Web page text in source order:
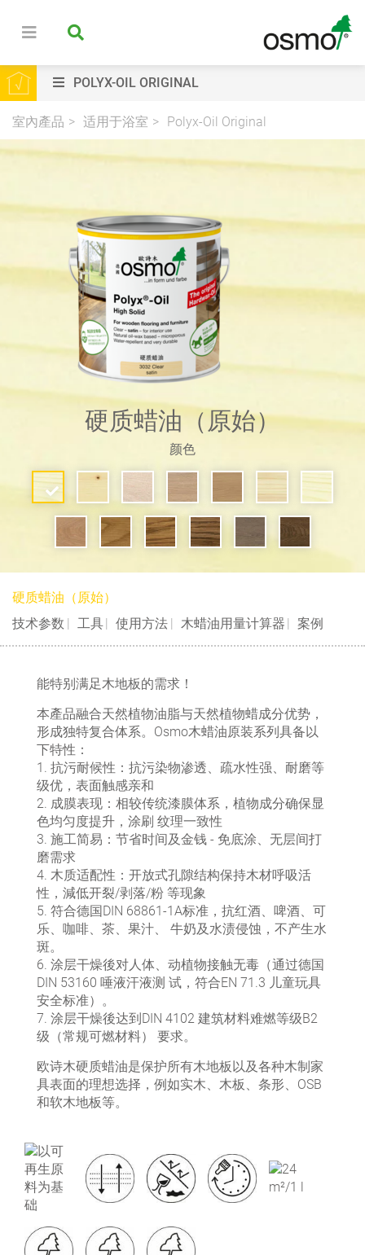
POLYX-OIL ORIGINAL
室內產品 适用于浴室 Polyx-Oil Original
硬质蜡油（原始）
颜色
硬质蜡油（原始）
技术参数
工具 使用方法 木蜡油用量计算器 案例
能特别满足木地板的需求！
本產品融合天然植物油脂与天然植物蜡成分优势，
形成独特复合体系。Osmo木蜡油原装系列具备以
下特性：
‌1. 抗污耐候性‌：抗污染物渗透、疏水性强、耐磨等
级优，表面触感亲和
‌2. 成膜表现‌：相较传统漆膜体系，植物成分确保显
色均匀度提升，涂刷 纹理一致性
‌3. 施工简易‌：节省时间及金钱 - 免底涂、无层间打
磨需求
‌4. 木质适配性‌：开放式孔隙结构保持木材呼吸活
性，減低开裂/剥落/粉 等现象
‌5. ‌符合德国DIN 68861-1A标准，抗红酒、啤酒、可
乐、咖啡、茶、果汁、 牛奶及水渍侵蚀，不产生水
斑。
6. 涂层干燥後对人体、动植物接触无毒（通过德国
DIN 53160 唾液汗液测 试，符合EN 71.3 儿童玩具
安全标准）。
7. 涂层干燥後达到DIN 4102 建筑材料难燃等级B2
级（常规可燃材料） 要求。
欧诗木硬质蜡油是保护所有木地板以及各种木制家
具表面的理想选择，例如实木、木板、条形、OSB
和软木地板等。